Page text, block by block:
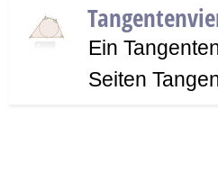
Ein
Seiten